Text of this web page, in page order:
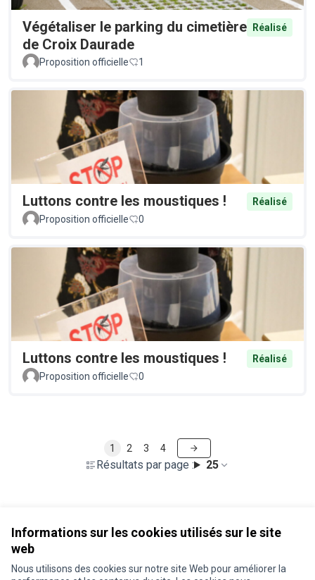
Informations sur les cookies utilisés sur le site
web
Nous utilisons des cookies sur notre site Web pour améliorer la
Végétaliser le parking du cimetière
de Croix Daurade
Réalisé
Proposition officielle 1
Luttons contre les moustiques !
Réalisé
Proposition officielle
0
Luttons contre les moustiques !
Réalisé
Proposition officielle
0
Résultats par page : 25
1 2 3 4
Conditions d'utilisation